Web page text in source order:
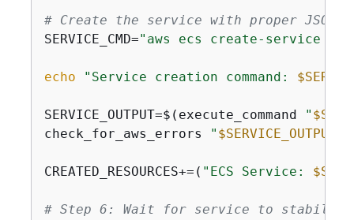
# Create the service with proper
SERVICE_CMD="aws ecs create-service
echo "Service creation command:
SERVICE_OUTPUT=$(execute_command "
check_for_aws_errors
" $SERVICE_OUTPUT
CREATED_RESOURCES+=( "ECS Service:
# Step 6: Wait for service to